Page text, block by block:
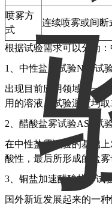
喷雾方
式
连续喷雾或间
根据试验需求可以分为
1、中性盐雾试验NSS试
出现目前应用领域的一
用的溶液。试验温度均
2、醋酸盐雾试验ASS试
在中性盐雾试验的基础
酸性，最后所形成的盐
3、铜盐加速醋酸盐雾试
国外新近发展起来的一